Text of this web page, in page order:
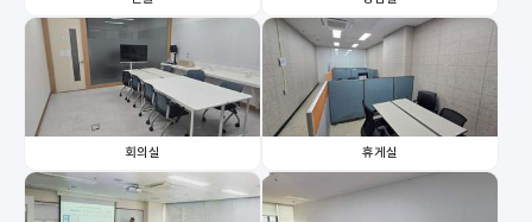
회의실 휴게실